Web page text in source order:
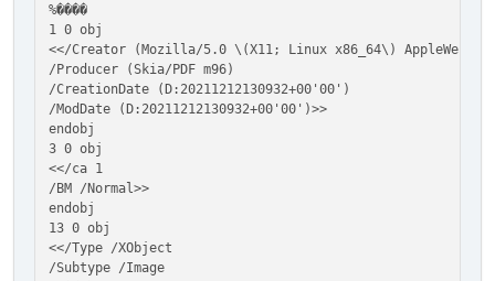
%����
1 0 obj
<</Creator (Mozilla/5.0 \(X11; Linux x86_64\)
/Producer (Skia/PDF m96)
/CreationDate (D:20211212130932+00'00')
/ModDate (D:20211212130932+00'00')>>
endobj
3 0 obj
<</ca 1
/BM /Normal>>
endobj
13 0 obj
<</Type /XObject
/Subtype /Image